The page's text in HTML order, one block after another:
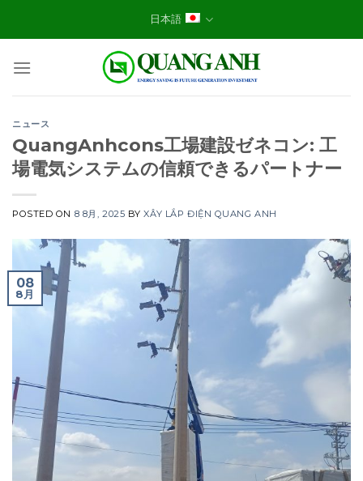
日本語
ニュース
QuangAnhcons工場建設ゼネコン: 工
場電気システムの信頼できるパートナー
POSTED ON 8 8月, 2025 BYXÂY LẮP ĐIỆN QUANG ANH
08
8月